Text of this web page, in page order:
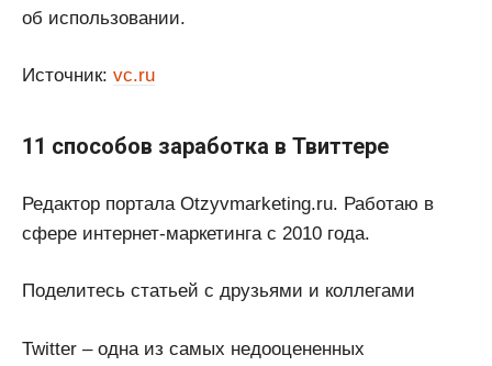
об использовании.
Источник: vc.ru
11 способов заработка в Твиттере
Редактор портала Otzyvmarketing.ru. Работаю в
сфере интернет-маркетинга с 2010 года.
Поделитесь статьей с друзьями и коллегами
Twitter – одна из самых недооцененных